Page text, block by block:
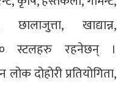
खाद्यान्न,
स्टलहरु रहनेछन् ।
लोक दोहोरी प्रतियोगिता,